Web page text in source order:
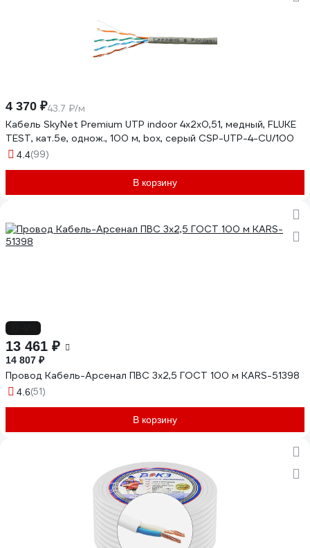
4 370 ₽43.7 ₽/м
Кабель SkyNet Premium UTP indoor 4x2x0,51, медный, FLUKE
TEST, кат.5e, однож., 100 м, box, серый CSP-UTP-4-CU/100
4.4(99)
В корзину
13 461 ₽
14 807 ₽
Провод Кабель-Арсенал ПВС 3х2,5 ГОСТ 100 м KARS-51398
4.6(51)
В корзину